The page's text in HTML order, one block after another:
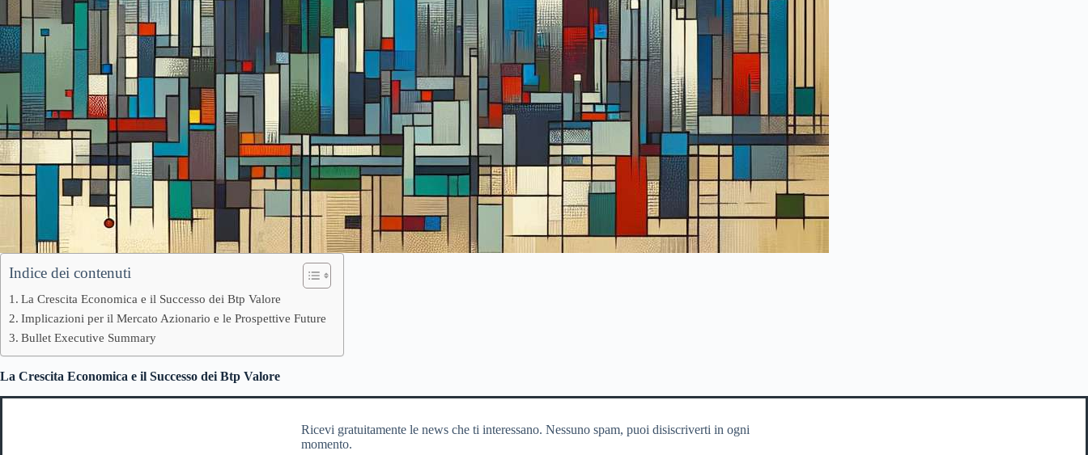
Indice dei contenuti
La Crescita Economica e il Successo dei Btp Valore
Implicazioni per il Mercato Azionario e le Prospettive Future
Bullet Executive Summary
La Crescita Economica e il Successo dei Btp Valore
Ricevi gratuitamente le news che ti interessano. Nessuno spam, puoi disiscriverti in ogni
momento.